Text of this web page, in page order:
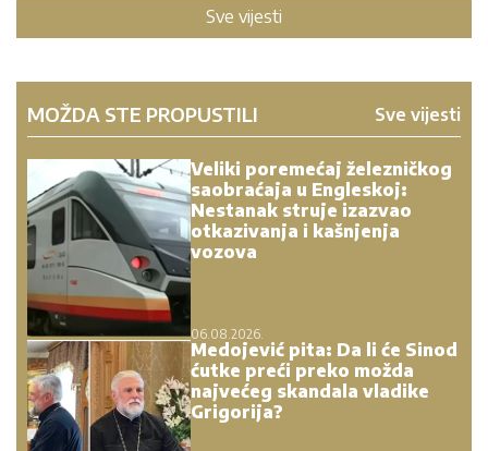
Sve vijesti
MOŽDA STE PROPUSTILI Sve vijesti
Veliki poremećaj železničkog
saobraćaja u Engleskoj:
Nestanak struje izazvao
otkazivanja i kašnjenja
vozova
06.08.2026.
Medojević pita: Da li će Sinod
ćutke preći preko možda
najvećeg skandala vladike
Grigorija?